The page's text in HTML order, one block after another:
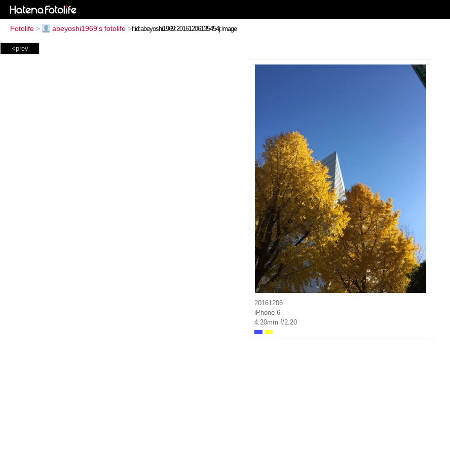
Fotolife > abeyoshi1969's fotolife >
<prev
20161206
iPhone 6
4.20mm f/2.20